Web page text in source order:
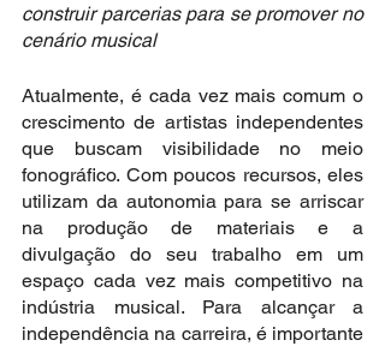
construir parcerias para se promover no
cenário musical
Atualmente, é cada vez mais comum o
crescimento de artistas independentes
que buscam visibilidade no meio
fonográfico. Com poucos recursos, eles
utilizam da autonomia para se arriscar
na produção de materiais e a
divulgação do seu trabalho em um
espaço cada vez mais competitivo na
indústria musical. Para alcançar a
independência na carreira, é importante